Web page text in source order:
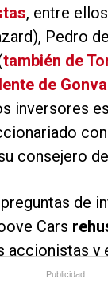
, entre
Pedro
también de
de
inversores
consejero
de
Cars
accionistas y
Publicidad